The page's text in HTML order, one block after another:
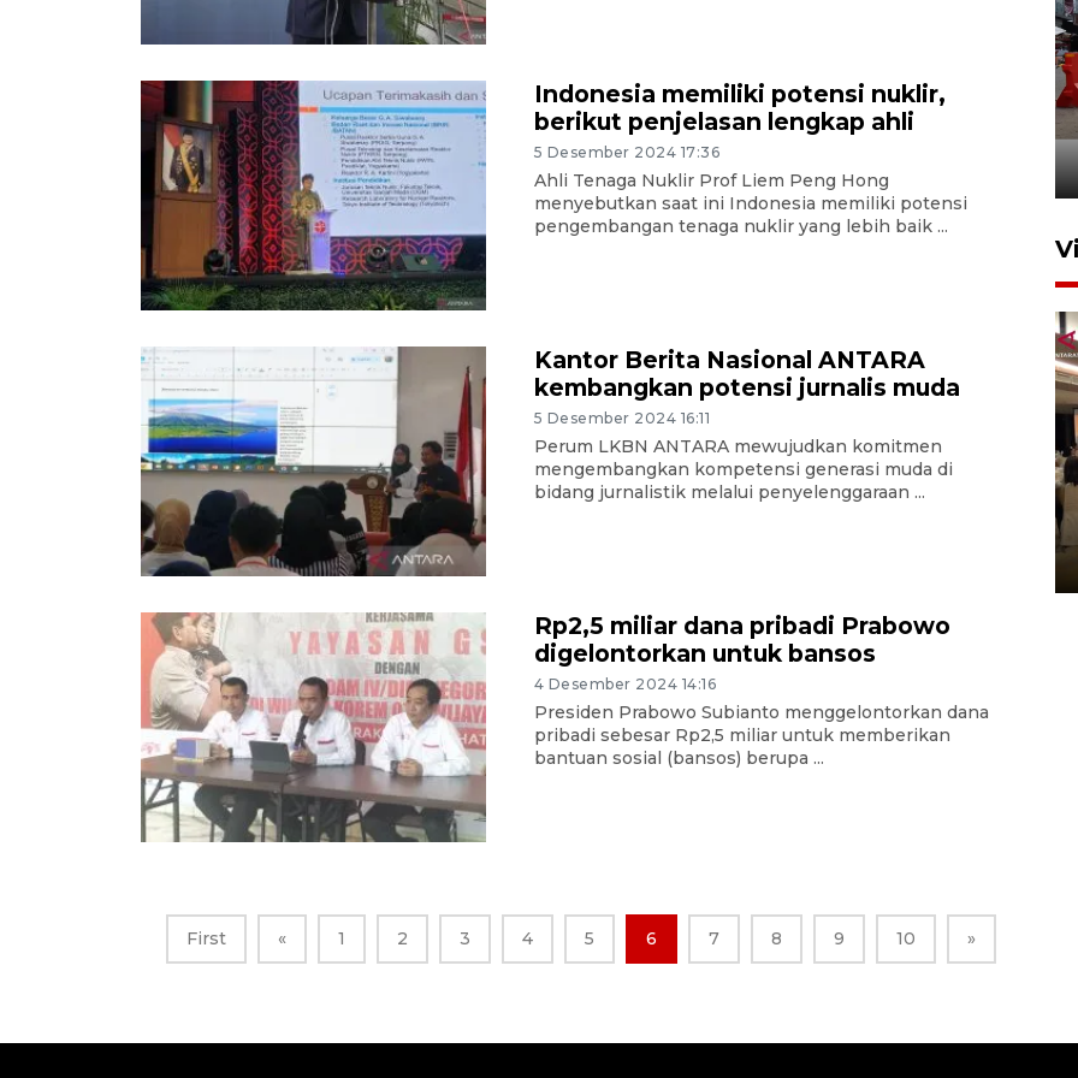
Indonesia memiliki potensi nuklir,
berikut penjelasan lengkap ahli
5 Desember 2024 17:36
Ahli Tenaga Nuklir Prof Liem Peng Hong
menyebutkan saat ini Indonesia memiliki potensi
pengembangan tenaga nuklir yang lebih baik ...
Kantor Berita Nasional ANTARA
kembangkan potensi jurnalis muda
5 Desember 2024 16:11
Perum LKBN ANTARA mewujudkan komitmen
mengembangkan kompetensi generasi muda di
bidang jurnalistik melalui penyelenggaraan ...
Rp2,5 miliar dana pribadi Prabowo
digelontorkan untuk bansos
4 Desember 2024 14:16
Presiden Prabowo Subianto menggelontorkan dana
pribadi sebesar Rp2,5 miliar untuk memberikan
bantuan sosial (bansos) berupa ...
First « 1 2 3 4 5 6 7 8 9 10 »
Pelaporan SPT Tahunan di
Sumut
Kodam I Bukit Barisan
luncurkan program Kodam